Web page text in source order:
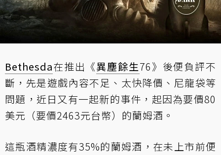
Bethesda在推出《異塵餘生76》後便負評不
斷，先是遊戲內容不足、太快降價、尼龍袋等
問題，近日又有一起新的事件，起因為要價80
美元（要價2463元台幣）的蘭姆酒。
這瓶酒精濃度有35%的蘭姆酒，在未上市前便